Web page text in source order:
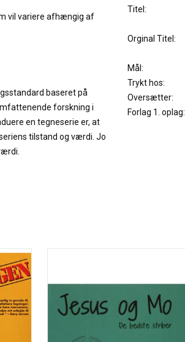
vil variere afhængig af
baseret på
forskning i
en tegneserie er, at
tilstand og værdi. Jo
Titel:
Orginal Titel:
Mål:
Trykt hos:
Oversætter:
Forlag 1. oplag: